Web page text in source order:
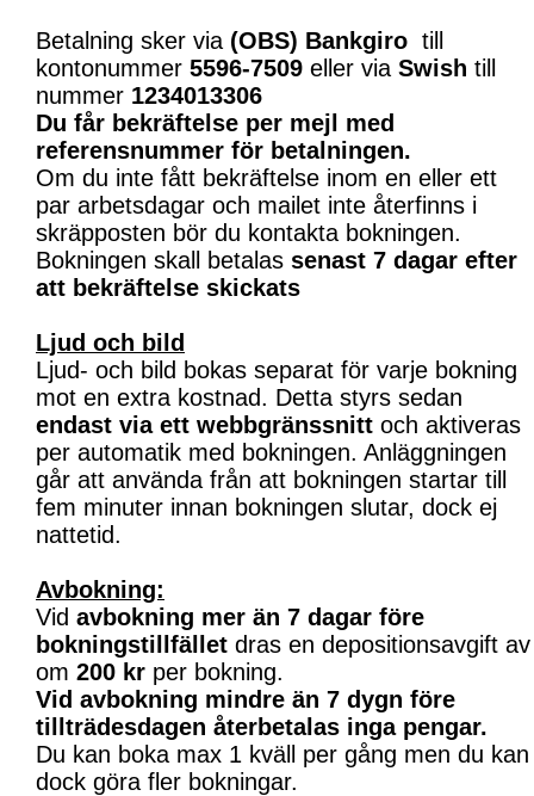
Betalning sker via (OBS) Bankgiro till
kontonummer 5596-7509 eller via Swish till
nummer 1234013306
Du får bekräftelse per mejl med
referensnummer för betalningen.
Om du inte fått bekräftelse inom en eller ett
par arbetsdagar och mailet inte återfinns i
skräpposten bör du kontakta bokningen.
Bokningen skall betalas senast 7 dagar efter
att bekräftelse skickats
Ljud och bild
Ljud- och bild bokas separat för varje bokning
mot en extra kostnad. Detta styrs sedan
endast via ett webbgränssnitt och aktiveras
per automatik med bokningen. Anläggningen
går att använda från att bokningen startar till
fem minuter innan bokningen slutar, dock ej
nattetid.
Avbokning:
Vid avbokning mer än 7 dagar före
bokningstillfället dras en depositionsavgift av
om 200 kr per bokning.
Vid avbokning mindre än 7 dygn före
tillträdesdagen återbetalas inga pengar.
Du kan boka max 1 kväll per gång men du kan
dock göra fler bokningar.